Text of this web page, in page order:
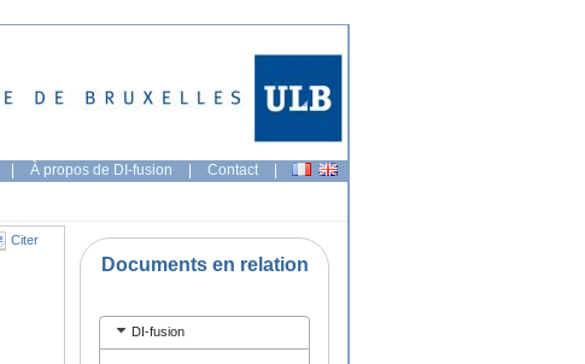
| À propos de DI-fusion | Contact |
Citer
Documents en relation
DI-fusion